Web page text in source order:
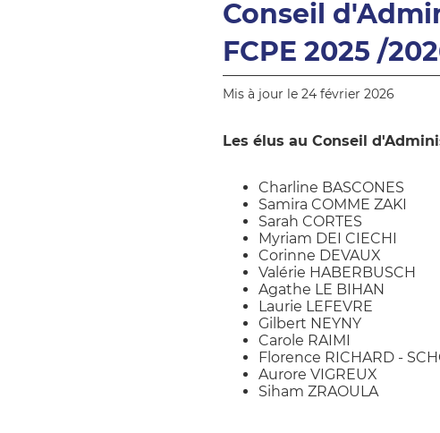
Conseil
FCPE 2025 /
Mis à jour le 24 février 2026
Les élus au Conseil
Charline BASCONES
Samira COMME ZAKI
Sarah CORTES
Myriam DEI CIECHI
Corinne DEVAUX
Valérie HABERBUSCH
Agathe LE BIHAN
Laurie LEFEVRE
Gilbert NEYNY
Carole RAIMI
Florence RICHARD -
Aurore VIGREUX
Siham ZRAOULA